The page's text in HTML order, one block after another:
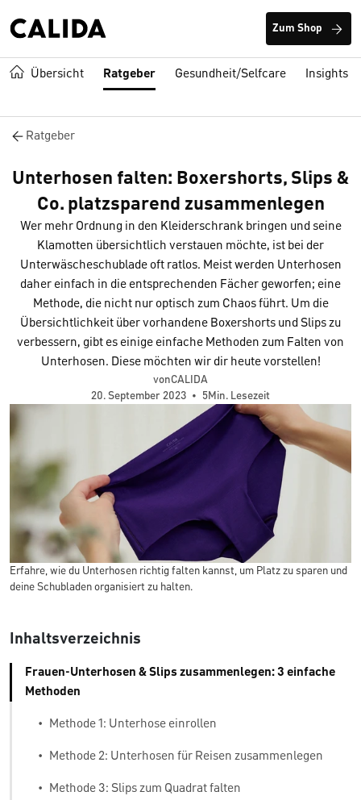
Zum Shop
Übersicht Ratgeber Gesundheit/Selfcare Insights
Ratgeber
Unterhosen falten: Boxershorts, Slips &
Co. platzsparend zusammenlegen
Wer mehr Ordnung in den Kleiderschrank bringen und seine
Klamotten übersichtlich verstauen möchte, ist bei der
Unterwäscheschublade oft ratlos. Meist werden Unterhosen
daher einfach in die entsprechenden Fächer geworfen; eine
Methode, die nicht nur optisch zum Chaos führt. Um die
Übersichtlichkeit über vorhandene Boxershorts und Slips zu
verbessern, gibt es einige einfache Methoden zum Falten von
Unterhosen. Diese möchten wir dir heute vorstellen!
vonCALIDA
20. September 2023 • 5Min. Lesezeit
Erfahre, wie du Unterhosen richtig falten kannst, um Platz zu sparen und
deine Schubladen organisiert zu halten.
Inhaltsverzeichnis
Frauen-Unterhosen & Slips zusammenlegen: 3 einfache
Methoden
• Methode 1: Unterhose einrollen
• Methode 2: Unterhosen für Reisen zusammenlegen
• Methode 3: Slips zum Quadrat falten